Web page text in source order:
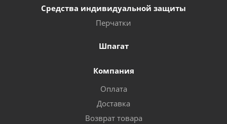
Средства индивидуальной защиты
Перчатки
Шпагат
Компания
Оплата
Доставка
Возврат товара